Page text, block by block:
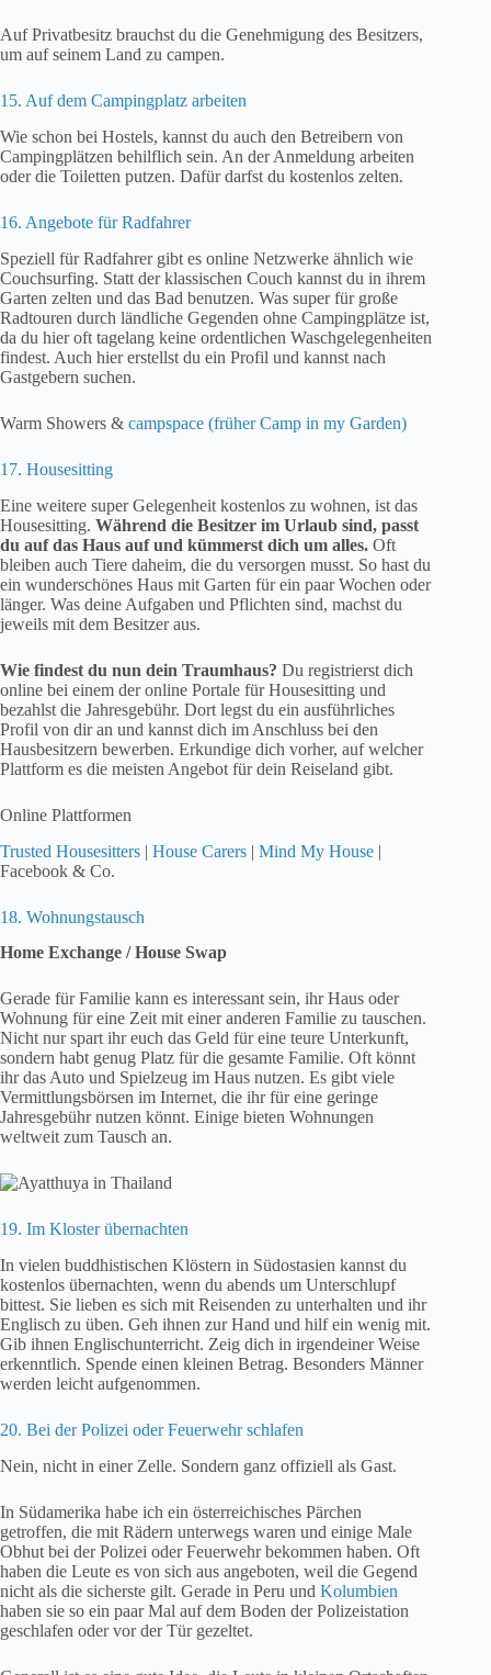
Auf Privatbesitz brauchst du die Genehmigung des Besitzers,
um auf seinem Land zu campen.
15. Auf dem Campingplatz arbeiten
Wie schon bei Hostels, kannst du auch den Betreibern von
Campingplätzen behilflich sein. An der Anmeldung arbeiten
oder die Toiletten putzen. Dafür darfst du kostenlos zelten.
16. Angebote für Radfahrer
Speziell für Radfahrer gibt es online Netzwerke ähnlich wie
Couchsurfing. Statt der klassischen Couch kannst du in ihrem
Garten zelten und das Bad benutzen. Was super für große
Radtouren durch ländliche Gegenden ohne Campingplätze ist,
da du hier oft tagelang keine ordentlichen Waschgelegenheiten
findest. Auch hier erstellst du ein Profil und kannst nach
Gastgebern suchen.
Warm Showers & campspace (früher Camp in my Garden)
17. Housesitting
Eine weitere super Gelegenheit kostenlos zu wohnen, ist das
Housesitting. Während die Besitzer im Urlaub sind, passt
du auf das Haus auf und kümmerst dich um alles. Oft
bleiben auch Tiere daheim, die du versorgen musst. So hast du
ein wunderschönes Haus mit Garten für ein paar Wochen oder
länger. Was deine Aufgaben und Pflichten sind, machst du
jeweils mit dem Besitzer aus.
Wie findest du nun dein Traumhaus? Du registrierst dich
online bei einem der online Portale für Housesitting und
bezahlst die Jahresgebühr. Dort legst du ein ausführliches
Profil von dir an und kannst dich im Anschluss bei den
Hausbesitzern bewerben. Erkundige dich vorher, auf welcher
Plattform es die meisten Angebot für dein Reiseland gibt.
Online Plattformen
Trusted Housesitters | House Carers | Mind My House |
Facebook & Co.
18. Wohnungstausch
Home Exchange / House Swap
Gerade für Familie kann es interessant sein, ihr Haus oder
Wohnung für eine Zeit mit einer anderen Familie zu tauschen.
Nicht nur spart ihr euch das Geld für eine teure Unterkunft,
sondern habt genug Platz für die gesamte Familie. Oft könnt
ihr das Auto und Spielzeug im Haus nutzen. Es gibt viele
Vermittlungsbörsen im Internet, die ihr für eine geringe
Jahresgebühr nutzen könnt. Einige bieten Wohnungen
weltweit zum Tausch an.
19. Im Kloster übernachten
In vielen buddhistischen Klöstern in Südostasien kannst du
kostenlos übernachten, wenn du abends um Unterschlupf
bittest. Sie lieben es sich mit Reisenden zu unterhalten und ihr
Englisch zu üben. Geh ihnen zur Hand und hilf ein wenig mit.
Gib ihnen Englischunterricht. Zeig dich in irgendeiner Weise
erkenntlich. Spende einen kleinen Betrag. Besonders Männer
werden leicht aufgenommen.
20. Bei der Polizei oder Feuerwehr schlafen
Nein, nicht in einer Zelle. Sondern ganz offiziell als Gast.
In Südamerika habe ich ein österreichisches Pärchen
getroffen, die mit Rädern unterwegs waren und einige Male
Obhut bei der Polizei oder Feuerwehr bekommen haben. Oft
haben die Leute es von sich aus angeboten, weil die Gegend
nicht als die sicherste gilt. Gerade in Peru und Kolumbien
haben sie so ein paar Mal auf dem Boden der Polizeistation
geschlafen oder vor der Tür gezeltet.